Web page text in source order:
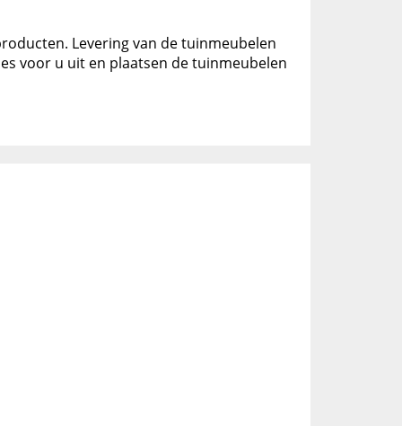
Levering van de tuinmeubelen
voor u uit en plaatsen de tuinmeubelen